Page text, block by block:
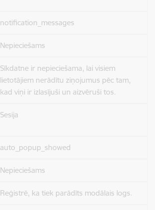
notification_messages
Nepieciešams
Sīkdatne ir nepieciešama, lai visiem
lietotājiem nerādītu ziņojumus pēc tam,
kad viņi ir izlasījuši un aizvēruši tos.
Sesija
auto_popup_showed
Nepieciešams
Reģistrē, ka tiek parādīts modālais logs.